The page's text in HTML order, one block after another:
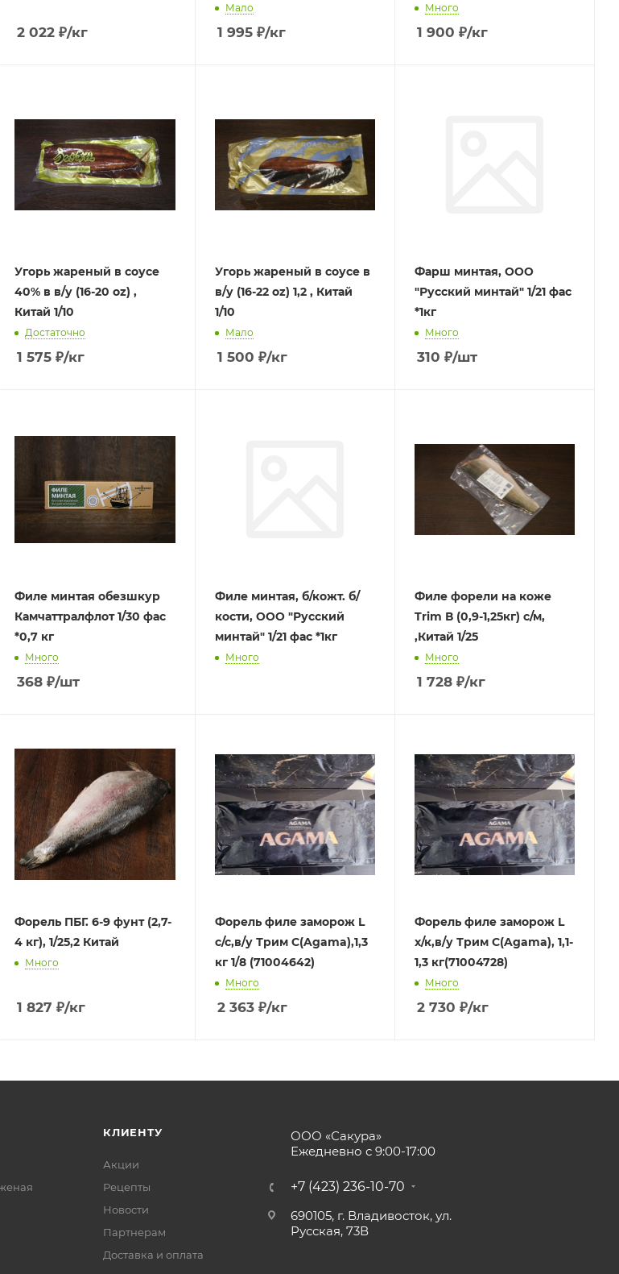
2 022 ₽/кг
Мало
1 995₽/кг
Много
1 900 ₽/кг
Угорь жареный в соусе
40% в в/у (16-20 oz) ,
Китай 1/10
Достаточно
1 575 ₽/кг
Угорь жареный в соусе в
в/у (16-22 oz) 1,2 , Китай
1/10
Мало
1 500 ₽/кг
Фарш минтая, ООО
"Русский минтай" 1/21 фас
*1кг
Много
310 ₽/шт
Филе минтая обезшкур
Камчаттралфлот 1/30 фас
*0,7 кг
Много
368 ₽/шт
Филе минтая, б/кожт. б/
кости, ООО "Русский
минтай" 1/21 фас *1кг
Много
Филе форели на коже
Trim В (0,9-1,25кг) с/м,
,Китай 1/25
Много
1 728₽/кг
Форель ПБГ. 6-9 фунт (2,7-
4 кг), 1/25,2 Китай
Много
1 827 ₽/кг
Форель филе заморож L
с/с,в/у Трим С(Agama),1,3
кг 1/8 (71004642)
Много
2 363₽/кг
Форель филе заморож L
х/к,в/у Трим С(Agama), 1,1-
1,3 кг(71004728)
Много
2 730 ₽/кг
КЛИЕНТУ
Акции
Рецепты
Новости
Партнерам
Доставка и оплата
ООО «Сакура»
Ежедневно с 9:00-17:00
+7 (423) 236-10-70
690105, г. Владивосток, ул.
Русская, 73В